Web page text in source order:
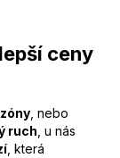
ceny
, nebo
ruch , u nás
, která